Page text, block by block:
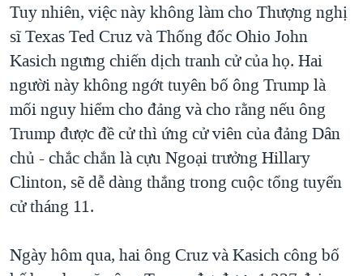
Tuy nhiên, việc này không làm cho Thượng nghị
sĩ Texas Ted Cruz và Thống đốc Ohio John
Kasich ngưng chiến dịch tranh cử của họ. Hai
người này không ngớt tuyên bố ông Trump là
mối nguy hiểm cho đảng và cho rằng nếu ông
Trump được đề cử thì ứng cử viên của đảng Dân
chủ - chắc chắn là cựu Ngoại trưởng Hillary
Clinton, sẽ dễ dàng thắng trong cuộc tổng tuyển
cử tháng 11.
Ngày hôm qua, hai ông Cruz và Kasich công bố